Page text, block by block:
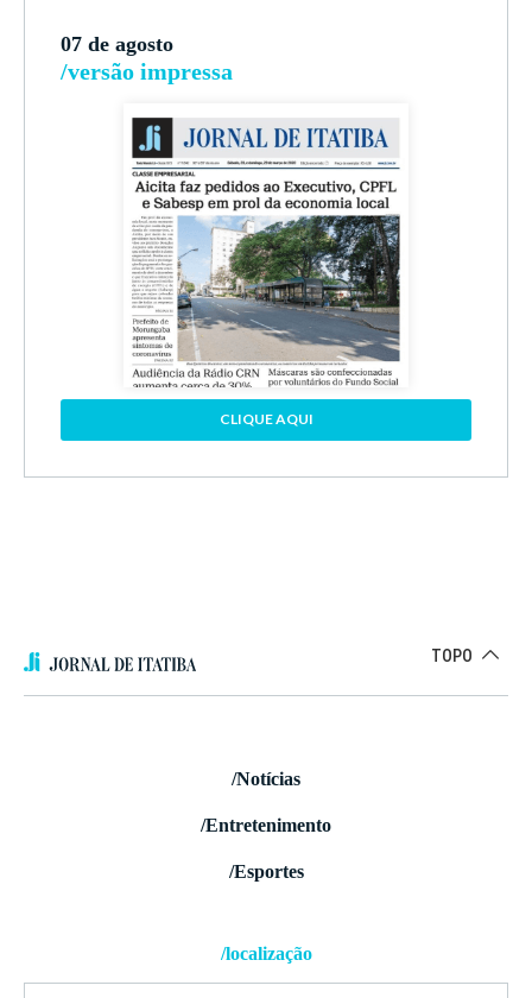
07 de agosto
/versão impressa
CLIQUE AQUI
TOPO
/Notícias
/Entretenimento
/Esportes
/localização